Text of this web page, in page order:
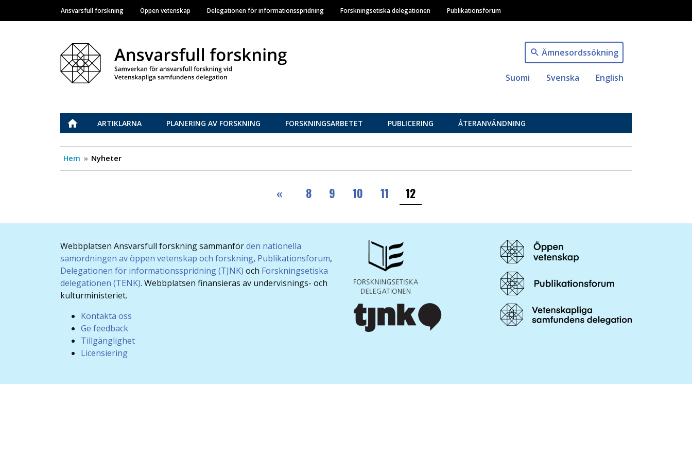
Hoppa
till
Main navigation
Ansvarsfull forskning Öppen vetenskap Delegationen för informationsspridning Forskningsetiska delegationen Publikationsforum
Ämnesordssökning
Suomi Svenska English
Vastuullinen tiede
ETUSIVUARTIKLARNA PLANERING AV FORSKNING FORSKNINGSARBETET PUBLICERING ÅTERANVÄNDNING
Hem Nyheter
«Första
8 9 10 11 12
Webbplatsen Ansvarsfull forskning sammanförden nationella
samordningen av öppen vetenskap och forskning, Publikationsforum,
Delegationen för informationsspridning (TJNK) och Forskningsetiska
delegationen (TENK). Webbplatsen finansieras av undervisnings- och
kulturministeriet.
Kontakta oss
Ge feedback
Tillgänglighet
Licensiering